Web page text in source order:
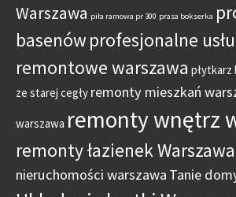
Warszawa piła ramowa pr 300 prasa bokserka
basenów profesjonalne
remontowe warszawa płytkarz
ze starej cegły remonty mieszkań
warszawa remonty wnętrz
remonty łazienek Warszawa
nieruchomości warszawa Tanie